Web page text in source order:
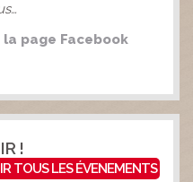
page Facebook
!
TOUS LES ÉVENEMENTS